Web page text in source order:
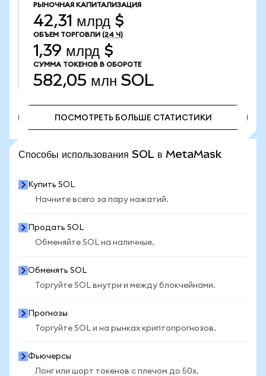
РЫНОЧНАЯ КАПИТАЛИЗАЦИЯ
42,31 млрд $
ОБЪЕМ ТОРГОВЛИ (24 Ч)
1,39 млрд $
СУММА ТОКЕНОВ В ОБОРОТЕ
582,05 млн SOL
ПОСМОТРЕТЬ БОЛЬШЕ СТАТИСТИКИ
Способы использования SOL в MetaMask
Купить SOL
Начните всего за пару нажатий.
Продать SOL
Обменяйте SOL на наличные.
Обменять SOL
Торгуйте SOL внутри и между блокчейнами.
Прогнозы
Торгуйте SOL и на рынках криптопрогнозов.
Фьючерсы
Лонг или шорт токенов с плечом до 50x.